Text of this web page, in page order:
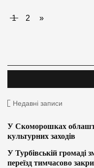
1 2 »
Недавні записи
У Скоморошках
культурних заходів
У Турбівській громаді
переїзд тимчасово